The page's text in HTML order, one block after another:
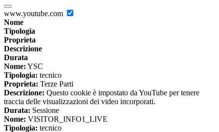
www.youtube.com
Nome
Tipologia
Proprieta
Descrizione
Durata
Nome: YSC
Tipologia: tecnico
Proprieta: Terze Parti
Descrizione: Questo cookie è impostato da YouTube per tenere
traccia delle visualizzazioni dei video incorporati.
Durata: Sessione
Nome: VISITOR_INFO1_LIVE
Tipologia: tecnico